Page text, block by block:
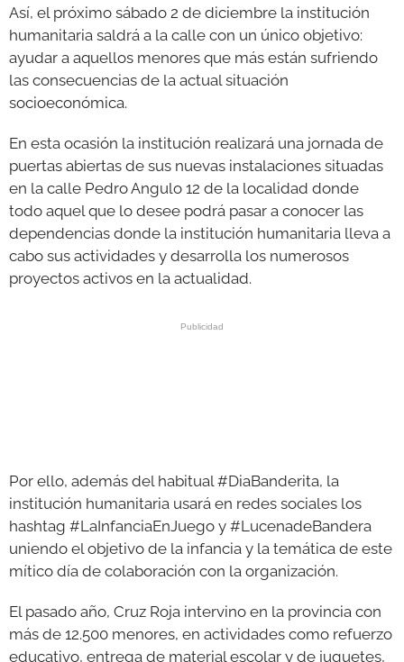
Así, el próximo sábado 2 de diciembre la institución
humanitaria saldrá a la calle con un único objetivo:
ayudar a aquellos menores que más están sufriendo
las consecuencias de la actual situación
socioeconómica.
En esta ocasión la institución realizará una jornada de
puertas abiertas de sus nuevas instalaciones situadas
en la calle Pedro Angulo 12 de la localidad donde
todo aquel que lo desee podrá pasar a conocer las
dependencias donde la institución humanitaria lleva a
cabo sus actividades y desarrolla los numerosos
proyectos activos en la actualidad.
Por ello, además del habitual #DiaBanderita, la
institución humanitaria usará en redes sociales los
hashtag #LaInfanciaEnJuego y #LucenadeBandera
uniendo el objetivo de la infancia y la temática de este
mítico día de colaboración con la organización.
El pasado año, Cruz Roja intervino en la provincia con
más de 12.500 menores, en actividades como refuerzo
educativo, entrega de material escolar y de juguetes,